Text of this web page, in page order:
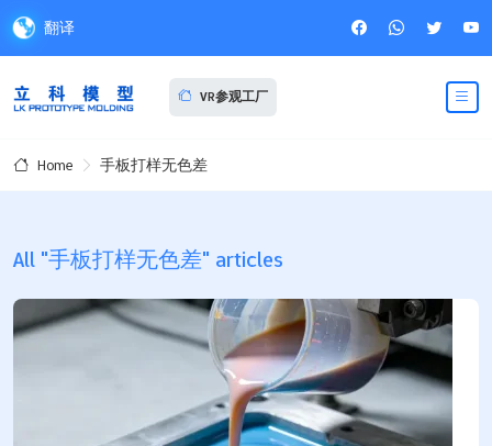
翻译
VR参观工厂
Home 手板打样无色差
All "手板打样无色差" articles